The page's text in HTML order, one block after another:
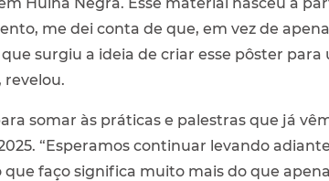
me dei conta de que, em vez de
surgiu a ideia de criar esse pôster para
revelou.
somar às práticas e palestras que já
“Esperamos continuar levando
que faço significa muito mais do que